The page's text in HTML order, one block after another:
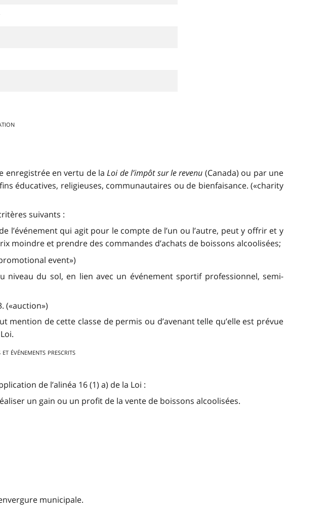
enregistrée en vertu de laLoi de l’impôt sur le revenu (Canada) ou par une
éducatives, religieuses, communautaires ou de bienfaisance. («charity
suivants :
qui agit pour le compte de l’un ou l’autre, peut y offrir et y
moindre et prendre des commandes d’achats de boissons alcoolisées;
event»)
niveau du sol, en lien avec un événement sportif professionnel, semi-
(«auction»)
mention de cette classe de permis ou d’avenant telle qu’elle est prévue
événements prescrits
de l’alinéa 16 (1) a) de la Loi :
un gain ou un profit de la vente de boissons alcoolisées.
municipale.